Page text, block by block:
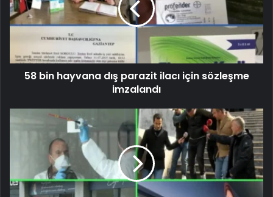
58 bin hayvana dış parazit ilacı için sözleşme
imzalandı